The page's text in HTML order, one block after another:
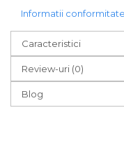
Informatii
Caracteristici
Review-uri (0)
Blog